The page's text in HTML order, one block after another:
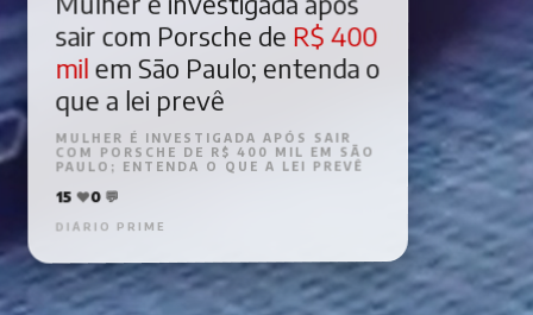
sair com Porsche de R$ 400
mil em São Paulo; entenda o
que a lei prevê
MULHER É INVESTIGADA APÓS SAIR
COM PORSCHE DE R$ 400 MIL EM SÃO
PAULO; ENTENDA O QUE A LEI PREVÊ
15 ❤️0💬
DIÁRIO PRIME